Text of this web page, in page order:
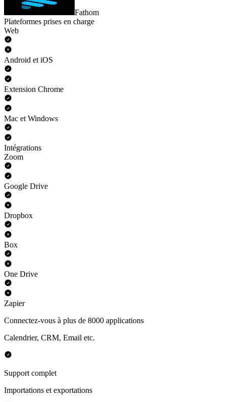
Fathom
Plateformes prises en charge
Web
Android et iOS
Extension Chrome
Mac et Windows
Intégrations
Zoom
Google Drive
Dropbox
Box
One Drive
Zapier
Connectez-vous à plus de 8000 applications
Calendrier, CRM, Email etc.
Support complet
Importations et exportations